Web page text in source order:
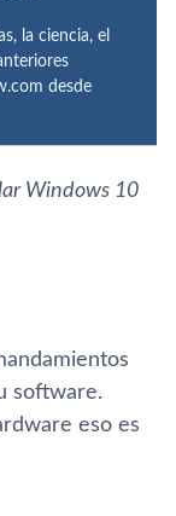
la ciencia, el
desde
Windows 10
software.
eso es